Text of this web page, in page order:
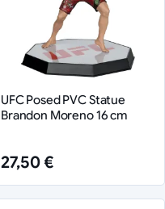
UFC Posed PVC Statue
Brandon Moreno 16 cm
27,50 €